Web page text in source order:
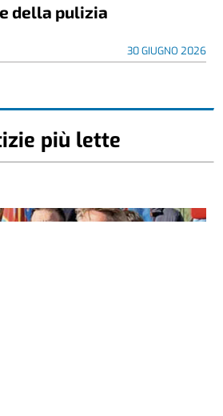
della pulizia
30 GIUGNO 2026
più lette